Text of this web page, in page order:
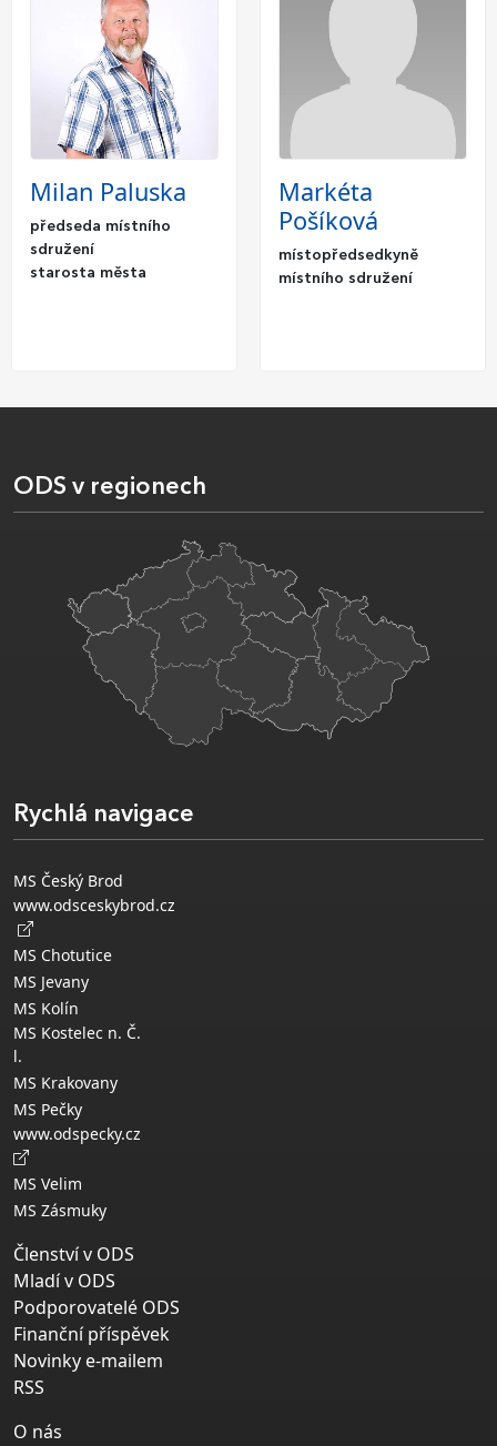
Milan Paluska
předseda místního
sdružení
starosta města
Markéta
Pošíková
místopředsedkyně
místního sdružení
ODS v regionech
Rychlá navigace
MS Český Brod
www.odsceskybrod.cz
MS Chotutice
MS Jevany
MS Kolín
MS Kostelec n. Č.
l.
MS Krakovany
MS Pečky
www.odspecky.cz
MS Velim
MS Zásmuky
Členství v ODS
Mladí v ODS
Podporovatelé ODS
Finanční příspěvek
Novinky e-mailem
RSS
O nás